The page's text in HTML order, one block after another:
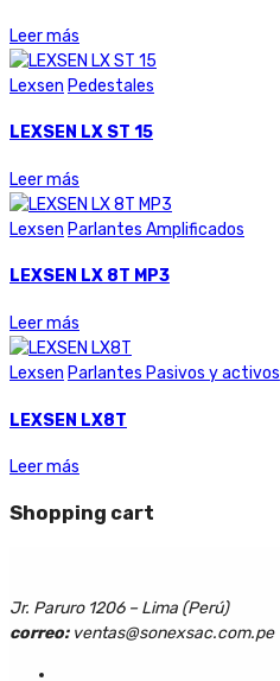
Leer más
Lexsen Pedestales
LEXSEN LX ST 15
Leer más
Lexsen Parlantes Amplificados
LEXSEN LX 8T MP3
Leer más
Lexsen Parlantes Pasivos y activos
LEXSEN LX8T
Leer más
Shopping cart
Jr. Paruro 1206 – Lima (Perú)
correo:ventas@sonexsac.com.pe